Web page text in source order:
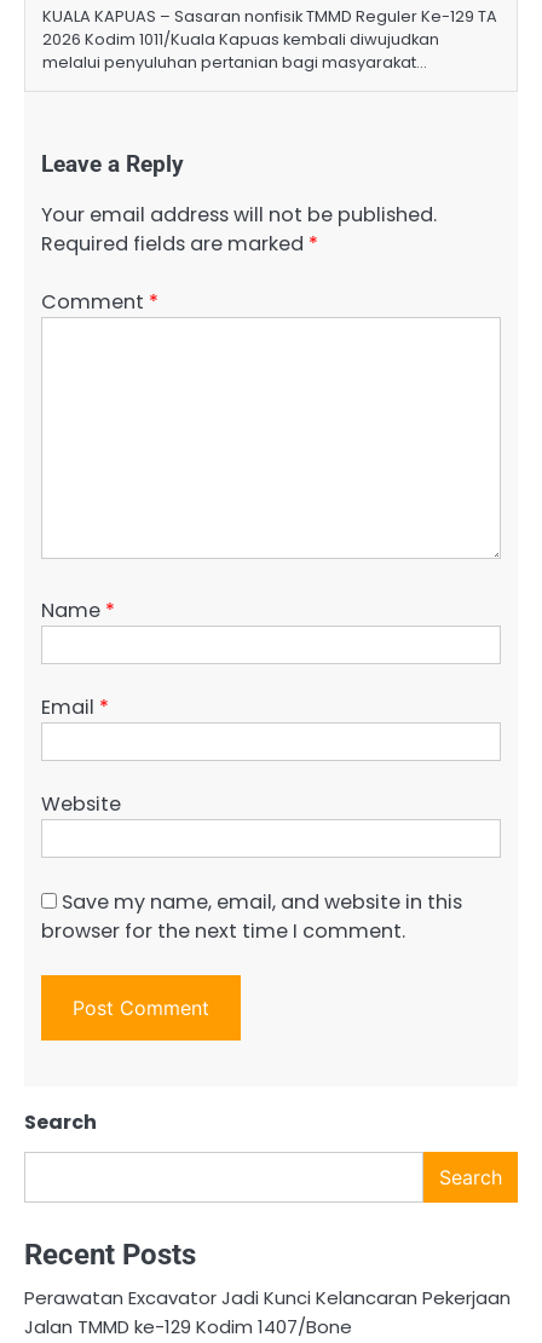
KUALA KAPUAS – Sasaran nonfisik TMMD Reguler Ke-129 TA
2026 Kodim 1011/Kuala Kapuas kembali diwujudkan
melalui penyuluhan pertanian bagi masyarakat…
Leave a Reply
Your email address will not be published.
Required fields are marked *
Comment *
Name *
Email *
Website
Save my name, email, and website in this
browser for the next time I comment.
Search
Search
Recent Posts
Perawatan Excavator Jadi Kunci Kelancaran Pekerjaan
Jalan TMMD ke-129 Kodim 1407/Bone